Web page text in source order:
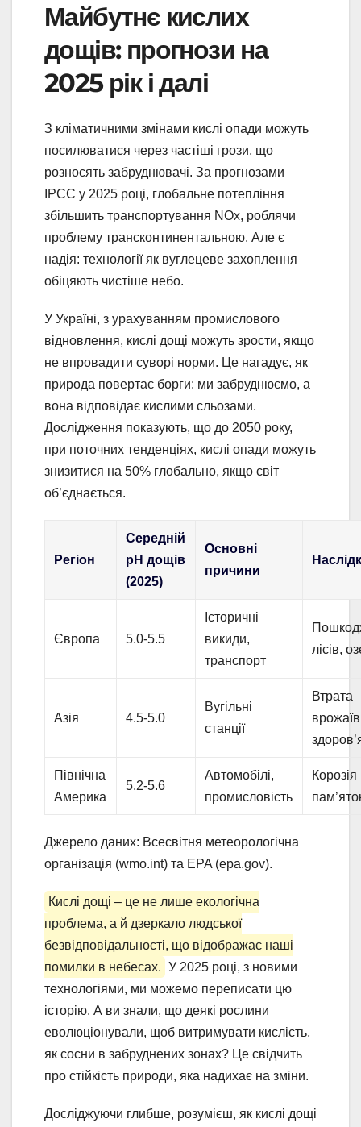
Майбутнє кислих
дощів: прогнози на
2025 рік і далі
З кліматичними змінами кислі опади можуть
посилюватися через частіші грози, що
розносять забруднювачі. За прогнозами
IPCC у 2025 році, глобальне потепління
збільшить транспортування NOx, роблячи
проблему трансконтинентальною. Але є
надія: технології як вуглецеве захоплення
обіцяють чистіше небо.
У Україні, з урахуванням промислового
відновлення, кислі дощі можуть зрости, якщо
не впровадити суворі норми. Це нагадує, як
природа повертає борги: ми забруднюємо, а
вона відповідає кислими сльозами.
Дослідження показують, що до 2050 року,
при поточних тенденціях, кислі опади можуть
знизитися на 50% глобально, якщо світ
об’єднається.
Регіон
Середній
pH дощів
(2025)
Основні
причини
Європа 5.0-5.5
Історичні
викиди,
транспорт
лісів,
Азія 4.5-5.0
Вугільні
станції
Втрата
Північна
Америка
5.2-5.6
Автомобілі,
промисловість
Корозія
Джерело даних: Всесвітня метеорологічна
організація (wmo.int) та EPA (epa.gov).
Кислі дощі – це не лише екологічна
проблема, а й дзеркало людської
безвідповідальності, що відображає наші
помилки в небесах. У 2025 році, з новими
технологіями, ми можемо переписати цю
історію. А ви знали, що деякі рослини
еволюціонували, щоб витримувати кислість,
як сосни в забруднених зонах? Це свідчить
про стійкість природи, яка надихає на зміни.
Досліджуючи глибше, розумієш, як кислі дощі